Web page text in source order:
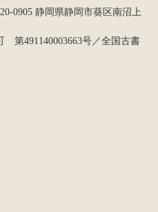
0905 静岡県静岡市葵区南沼上
491140003663号／全国古書